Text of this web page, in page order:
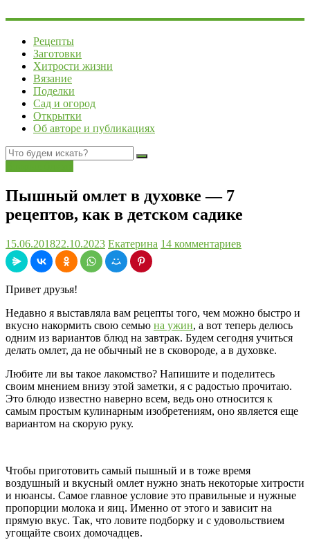
Рецепты
Заготовки
Хитрости жизни
Вязание
Поделки
Сад и огород
Открытки
Об авторе и публикациях
Пышный омлет в духовке — 7
рецептов, как в детском садике
15.06.201822.10.2023 Екатерина 14 комментариев
Привет друзья!
Недавно я выставляла вам рецепты того, чем можно быстро и
вкусно накормить свою семью на ужин, а вот теперь делюсь
одним из вариантов блюд на завтрак. Будем сегодня учиться
делать омлет, да не обычный не в сковороде, а в духовке.
Любите ли вы такое лакомство? Напишите и поделитесь
своим мнением внизу этой заметки, я с радостью прочитаю.
Это блюдо известно наверно всем, ведь оно относится к
самым простым кулинарным изобретениям, оно является еще
вариантом на скорую руку.
Чтобы приготовить самый пышный и в тоже время
воздушный и вкусный омлет нужно знать некоторые хитрости
и нюансы. Самое главное условие это правильные и нужные
пропорции молока и яиц. Именно от этого и зависит на
прямую вкус. Так, что ловите подборку и с удовольствием
угощайте своих домочадцев.